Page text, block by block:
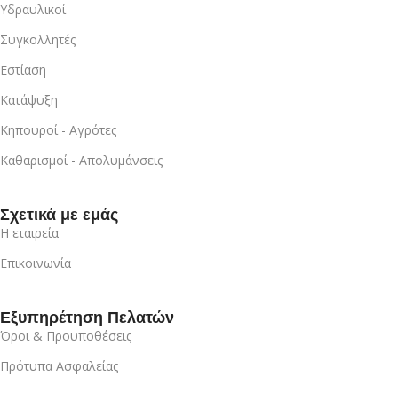
Υδραυλικοί
Συγκολλητές
Εστίαση
Κατάψυξη
Κηπουροί - Αγρότες
Καθαρισμοί - Απολυμάνσεις
Σχετικά με εμάς
Η εταιρεία
Επικοινωνία
Εξυπηρέτηση Πελατών
Όροι & Προυποθέσεις
Πρότυπα Ασφαλείας